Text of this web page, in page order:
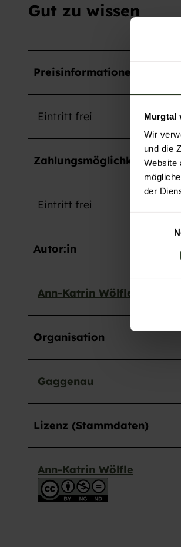
Murgtal
Wir
und die
Website
der
i
l
i
g
n
a
s
h
Gut zu wissen
Preisinformationen
Eintritt frei
Zahlungsmöglichkeiten
Eintritt frei
Autor:in
Ann-Katrin Wölfle
Organisation
Gaggenau
Lizenz (Stammdaten)
Ann-Katrin Wölfle